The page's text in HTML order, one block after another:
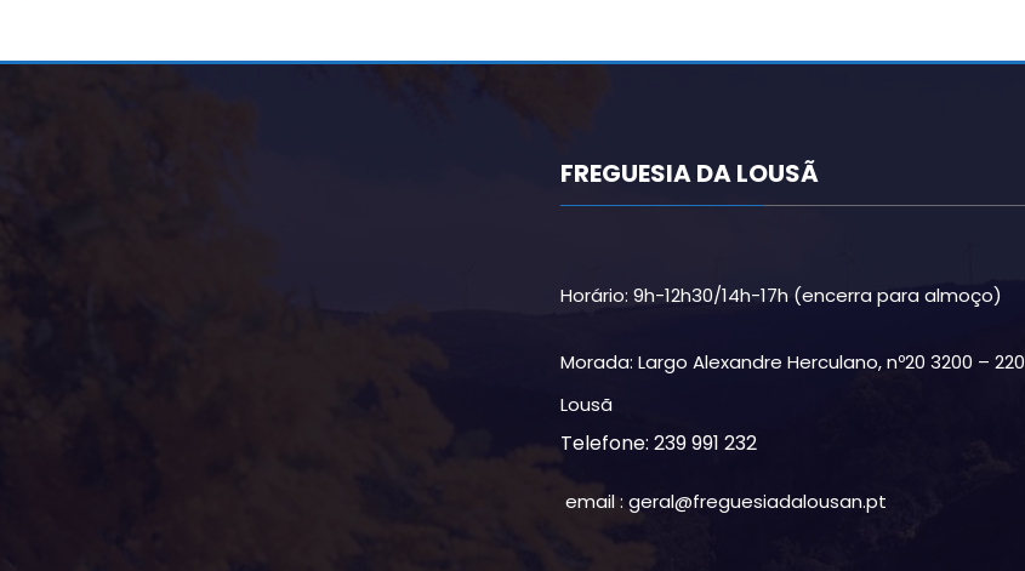
FREGUESIA DA LOUSÃ
Horário: 9h-12h30/14h-17h (encerra para almoço)
Morada: Largo Alexandre Herculano, nº20 3200 – 220
Lousã
Telefone: 239 991 232
email : geral@freguesiadalousan.pt